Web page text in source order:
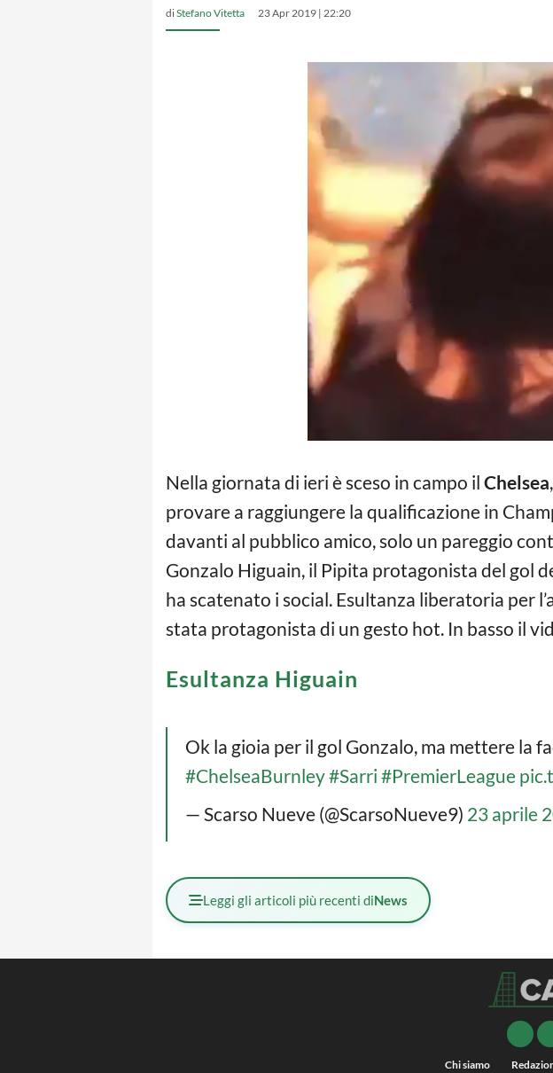
diStefano Vitetta 23 Apr 2019 | 22:20
Nella giornata di ieri è sceso in campo il Chelsea
provare a raggiungere la qualificazione in
davanti al pubblico amico, solo un pareggio
Gonzalo Higuain, il Pipita protagonista del gol
ha scatenato i social. Esultanza liberatoria per
stata protagonista di un gesto hot. In basso il
Esultanza Higuain
Ok la gioia per il gol Gonzalo, ma mettere la
#ChelseaBurnley#Sarri #PremierLeague
— Scarso Nueve (@ScarsoNueve9) 23 aprile
Leggi gli articoli più recenti diNews
Chi siamo